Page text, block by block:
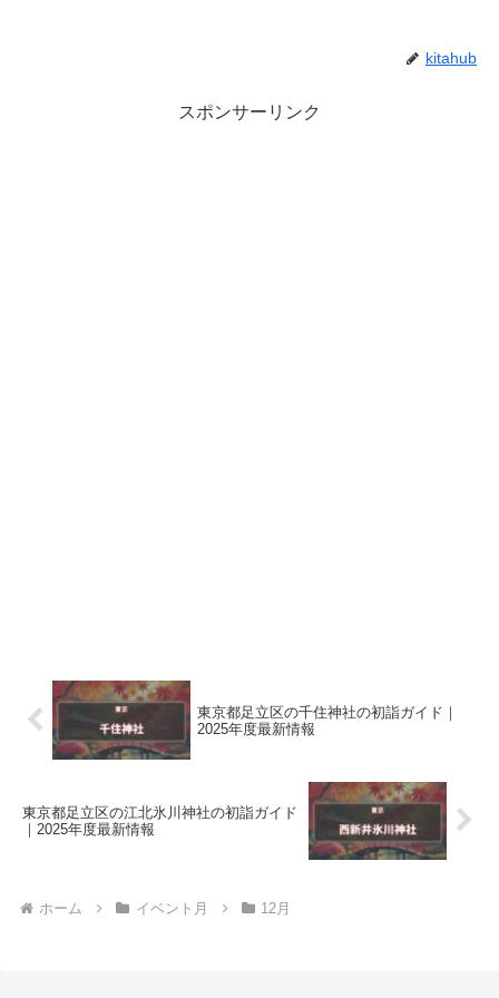
kitahub
スポンサーリンク
東京都足立区の千住神社の初詣ガイド｜
2025年度最新情報
東京都足立区の江北氷川神社の初詣ガイド
｜2025年度最新情報
ホーム イベント月 12月